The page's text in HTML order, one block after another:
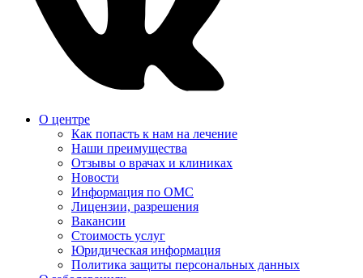
О центре
Как попасть к нам на лечение
Наши преимущества
Отзывы о врачах и клиниках
Новости
Информация по ОМС
Лицензии, разрешения
Вакансии
Стоимость услуг
Юридическая информация
Политика защиты персональных данных